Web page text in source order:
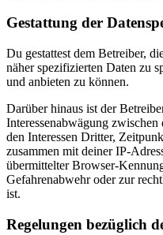
Gestattung der
Du gestattest dem Betreiber,
näher spezifizierten Daten zu
und anbieten zu können.
Darüber hinaus ist der
Interessenabwägung
den Interessen Dritter,
zusammen mit deiner IP-
übermittelter Browser-
Gefahrenabwehr oder zur
ist.
Regelungen bezüglich